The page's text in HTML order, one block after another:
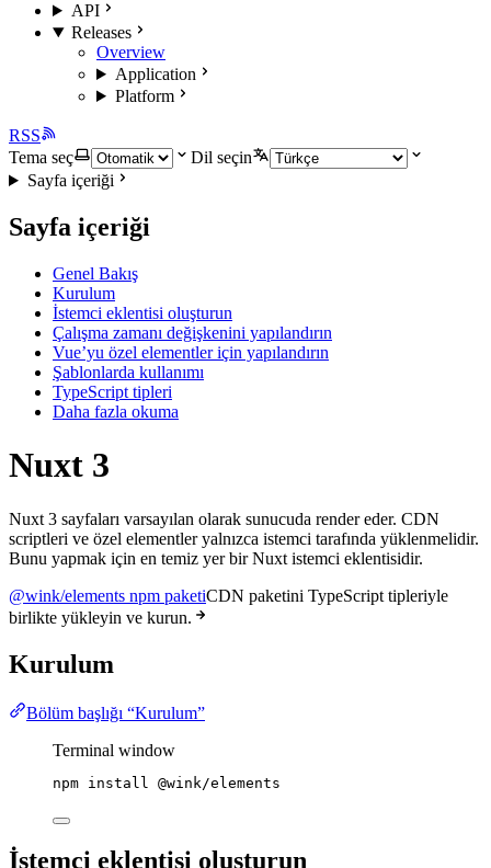
API
Releases
Overview
Application
Platform
RSS
Tema seç
Dil seçin
Sayfa içeriği
Sayfa içeriği
Genel Bakış
Kurulum
İstemci eklentisi oluşturun
Çalışma zamanı değişkenini yapılandırın
Vue’yu özel elementler için yapılandırın
Şablonlarda kullanımı
TypeScript tipleri
Daha fazla okuma
Nuxt 3
Nuxt 3 sayfaları varsayılan olarak sunucuda render eder. CDN
scriptleri ve özel elementler yalnızca istemci tarafında yüklenmelidir.
Bunu yapmak için en temiz yer bir Nuxt istemci eklentisidir.
@wink/elements npm paketiCDN paketini TypeScript tipleriyle
birlikte yükleyin ve kurun.
Kurulum
Bölüm başlığı “Kurulum”
Terminal window
npm install @wink/elements
İstemci eklentisi oluşturun